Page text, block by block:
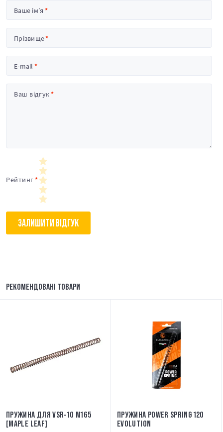
Ваше ім’я
Прізвище
E-mail
Ваш відгук
Рейтинг
ЗАЛИШИТИ ВІДГУК
РЕКОМЕНДОВАНІ ТОВАРИ
ПРУЖИНА ДЛЯ VSR-10 M165
[MAPLE LEAF]
ПРУЖИНА POWER SPRING 120
EVOLUTION